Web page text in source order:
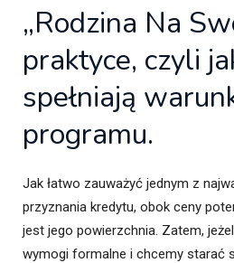
„Rodzina Na
praktyce, czyli
spełniają
programu.
Jak łatwo zauważyć jednym z
przyznania kredytu, obok ceny
jest jego powierzchnia. Zatem,
wymogi formalne i chcemy starać